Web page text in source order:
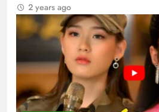
2 years ago